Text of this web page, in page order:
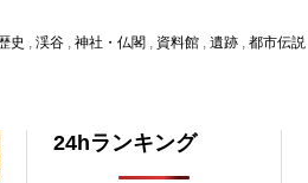
史 , 渓谷 , 神社・仏閣 , 資料館 , 遺跡 , 都市伝説
24hランキング